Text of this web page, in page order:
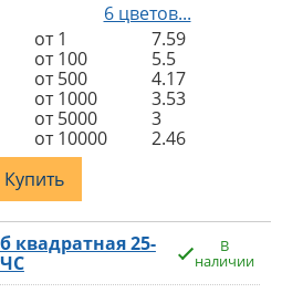
6 цветов...
от 1
7.59
от 100
5.5
от 500
4.17
от 1000
3.53
от 5000
3
от 10000
2.46
Купить
квадратная 25-
В
наличии